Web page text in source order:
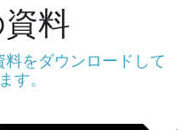
料
をダウンロードして
す。